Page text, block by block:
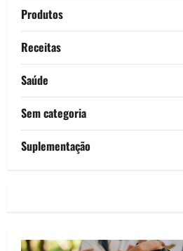
Produtos
Receitas
Saúde
Sem categoria
Suplementação